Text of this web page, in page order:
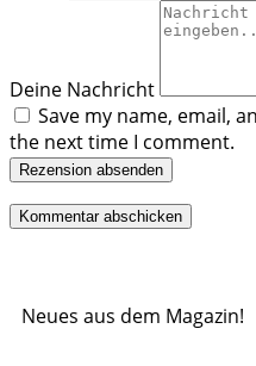
Deine Nachricht
Save my name, email,
the next time I comment.
Rezension absenden
Neues aus dem Magazin!